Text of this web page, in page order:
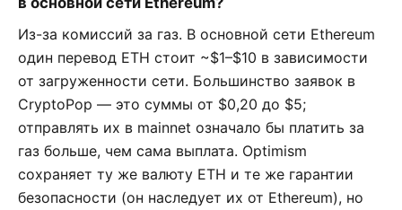
Из-за комиссий за газ. В основной сети Ethereum
один перевод ETH стоит ~$1–$10 в зависимости
от загруженности сети. Большинство заявок в
CryptoPop — это суммы от $0,20 до $5;
отправлять их в mainnet означало бы платить за
газ больше, чем сама выплата. Optimism
сохраняет ту же валюту ETH и те же гарантии
безопасности (он наследует их от Ethereum), но